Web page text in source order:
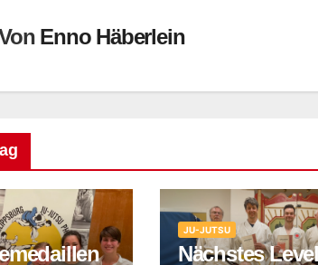
Enno Häberlein
JU-JUTSU
Nächstes